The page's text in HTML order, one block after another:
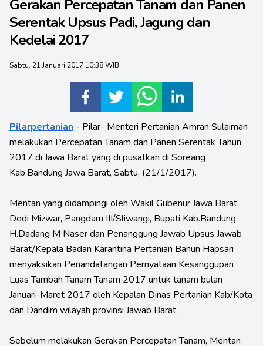
Gerakan Percepatan Tanam dan Panen
Serentak Upsus Padi, Jagung dan
Kedelai 2017
Sabtu, 21 Januari 2017 10:38 WIB
Pilarpertanian - Pilar- Menteri Pertanian Amran Sulaiman
melakukan Percepatan Tanam dan Panen Serentak Tahun
2017 di Jawa Barat yang di pusatkan di Soreang
Kab.Bandung Jawa Barat, Sabtu, (21/1/2017).
Mentan yang didampingi oleh Wakil Gubenur Jawa Barat
Dedi Mizwar, Pangdam III/Sliwangi, Bupati Kab.Bandung
H.Dadang M Naser dan Penanggung Jawab Upsus Jawab
Barat/Kepala Badan Karantina Pertanian Banun Hapsari
menyaksikan Penandatangan Pernyataan Kesanggupan
Luas Tambah Tanam Tanam 2017 untuk tanam bulan
Januari-Maret 2017 oleh Kepalan Dinas Pertanian Kab/Kota
dan Dandim wilayah provinsi Jawab Barat.
Sebelum melakukan Gerakan Percepatan Tanam, Mentan